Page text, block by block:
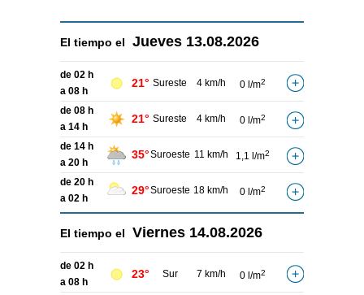
El tiempo el Jueves 13.08.2026
de 02 h
a 08 h
21° Sureste 4 km/h 0 l/m2
de 08 h
a 14 h
21° Sureste 4 km/h 0 l/m2
de 14 h
a 20 h
35°Suroeste 11 km/h 1,1 l/m2
de 20 h
a 02 h
29°Suroeste 18 km/h 0 l/m2
El tiempo el Viernes 14.08.2026
de 02 h
a 08 h
23° Sur 7 km/h 0 l/m2